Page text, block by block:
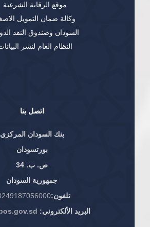
اتصل بنا
بنك السودان المركزي
بورتسودان
ص. ب. 34
جمهورية السودان
تلفون:
البريد الألكتروني:
موقع الرقابة الشرعية
وكالة ضمان التمويل
السودان وصندوق النقد
النظام العام لنشر